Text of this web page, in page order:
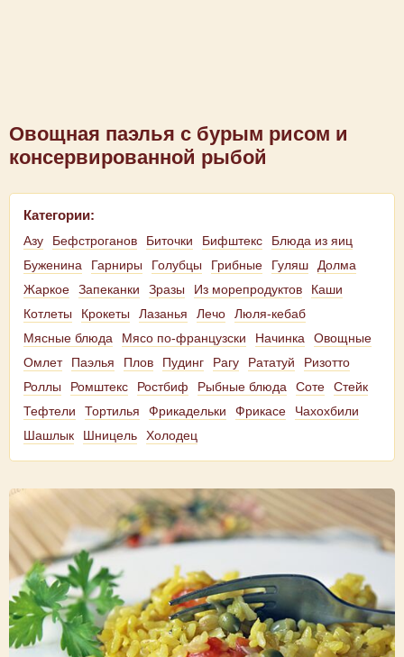
Овощная паэлья с бурым рисом и
консервированной рыбой
Категории:
Азу Бефстроганов Биточки Бифштекс
Блюда из яиц
Буженина
Гарниры Голубцы Грибные Гуляш
Долма
Жаркое
Запеканки Зразы Из морепродуктов
Каши
Котлеты
Крокеты Лазанья Лечо
Люля-кебаб
Мясные блюда
Мясо по-французски Начинка
Овощные
Омлет
Паэлья Плов Пудинг Рагу Рататуй
Ризотто
Роллы
Ромштекс Ростбиф Рыбные блюда Соте
Стейк
Тефтели
Тортилья Фрикадельки Фрикасе
Чахохбили
Шашлык
Шницель Холодец